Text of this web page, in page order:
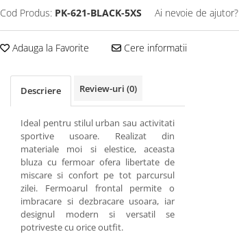
Cod Produs: PK-621-BLACK-5XS Ai nevoie de ajutor?
Adauga la Favorite Cere informatii
Descriere Review-uri (0)
Ideal pentru stilul urban sau activitati
sportive usoare. Realizat din
materiale moi si elestice, aceasta
bluza cu fermoar ofera libertate de
miscare si confort pe tot parcursul
zilei. Fermoarul frontal permite o
imbracare si dezbracare usoara, iar
designul modern si versatil se
potriveste cu orice outfit.